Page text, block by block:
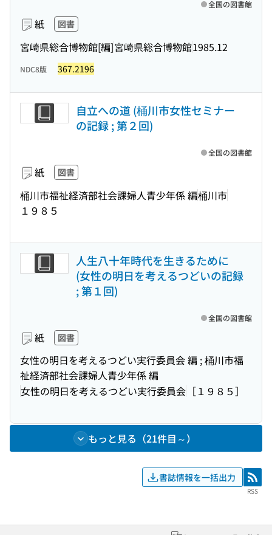
紙 図書
宮崎県総合博物館[編]宮崎県総合博物館1985.12
全国の図書館
NDC8版 367.2196
自立への道 (桶川市女性セミナー
の記録 ; 第２回)
紙 図書
桶川市福祉経済部社会課婦人青少年係 編桶川市
１９８５
全国の図書館
人生八十年時代を生きるために
(女性の明日を考えるつどいの記録
; 第１回)
紙 図書
女性の明日を考えるつどい実行委員会 編 ; 桶川市福
祉経済部社会課婦人青少年係 編
女性の明日を考えるつどい実行委員会 ［１９８５］
全国の図書館
もっと見る（21件目～）
書誌情報を一括出力 RSS
RSS